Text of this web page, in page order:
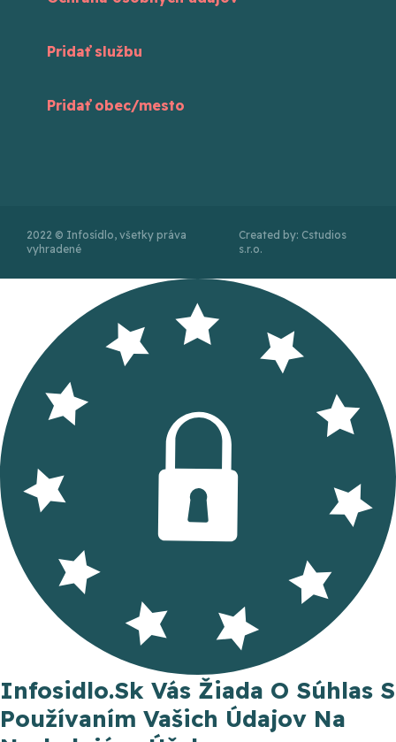
Pridať službu
Pridať obec/mesto
2022 © Infosídlo, všetky práva
vyhradené
Created by: Cstudios
s.r.o.
Infosidlo.sk Vás Žiada O Súhlas S
Používaním Vašich Údajov Na